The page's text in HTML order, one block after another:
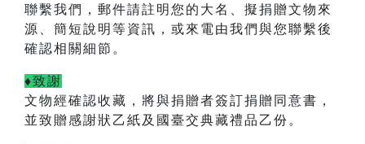
聯繫我們，郵件請註明您的大名、擬捐贈文物來
源、簡短說明等資訊，或來電由我們與您聯繫後
確認相關細節。
♦致謝
文物經確認收藏，將與捐贈者簽訂捐贈同意書，
並致贈感謝狀乙紙及國臺交典藏禮品乙份。